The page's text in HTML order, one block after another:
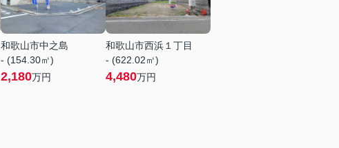
和歌山市中之島
- (154.30㎡)
2,180万円
和歌山市西浜１丁目
- (622.02㎡)
4,480万円